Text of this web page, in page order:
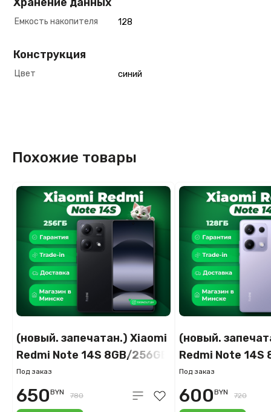
Емкость накопителя 128
Конструкция
Цвет синий
Похожие товары
(новый. запечатан.) Xiaomi
Redmi Note 14S 8GB/256GB
(чёрный)
Под заказ
650BYN 780
(новый.
Redmi Note 14S
фиолетовый)
Под заказ
600BYN 720